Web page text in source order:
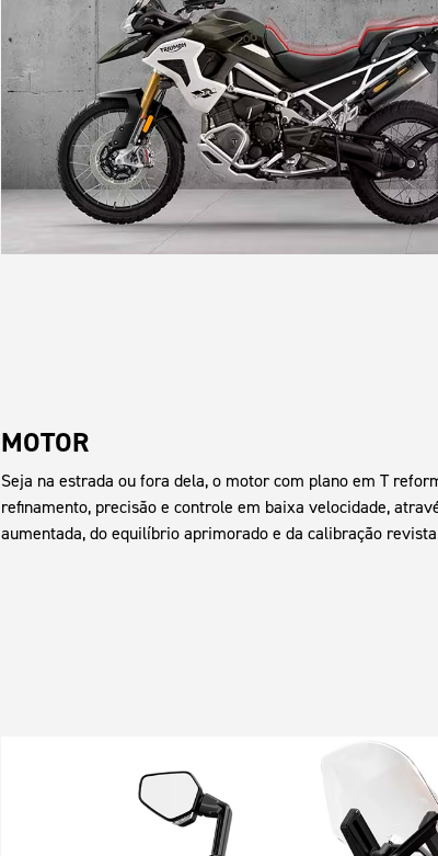
MOTOR
Seja na estrada ou fora dela, o motor com plano em T
refinamento, precisão e controle em baixa velocidade,
aumentada, do equilíbrio aprimorado e da calibração